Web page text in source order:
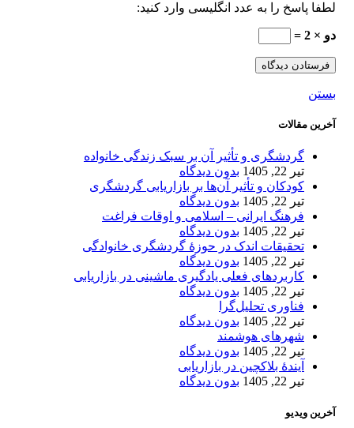
لطفا پاسخ را به عدد انگلیسی وارد کنید:
دو × 2 =
بستن
آخرین مقالات
گردشگری و تأثیر آن بر سبک زندگی خانواده
تیر 22, 1405
بدون دیدگاه
کودکان و تأثیر آن‌ها بر بازاریابی گردشگری
تیر 22, 1405
بدون دیدگاه
فرهنگ ایرانی – اسلامی و اوقات فراغت
تیر 22, 1405
بدون دیدگاه
تحقیقات اندک در حوزۀ گردشگری خانوادگی
تیر 22, 1405
بدون دیدگاه
کاربردهای فعلی یادگیری ماشینی در بازاریابی
تیر 22, 1405
بدون دیدگاه
فناوری تحلیل‌گرا
تیر 22, 1405
بدون دیدگاه
شهرهای هوشمند
تیر 22, 1405
بدون دیدگاه
آیندۀ بلاکچین در بازاریابی
تیر 22, 1405
بدون دیدگاه
آخرین ویدیو